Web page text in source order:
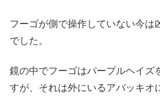
フーゴが側で操作していない今は
でした。
鏡の中でフーゴはパープルヘイズ
すが、それは外にいるアバッキオ